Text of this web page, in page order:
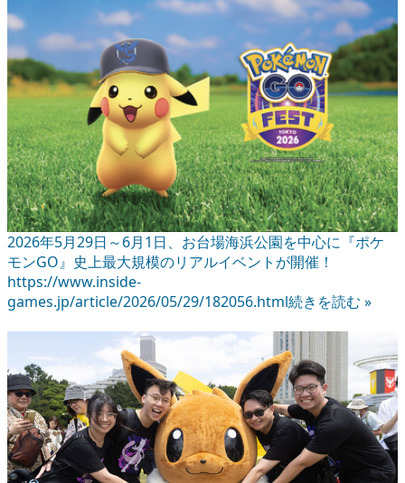
2026年5月29日～6月1日、お台場海浜公園を中心に『ポケ
モンGO』史上最大規模のリアルイベントが開催！
https://www.inside-
games.jp/article/2026/05/29/182056.html続きを読む »